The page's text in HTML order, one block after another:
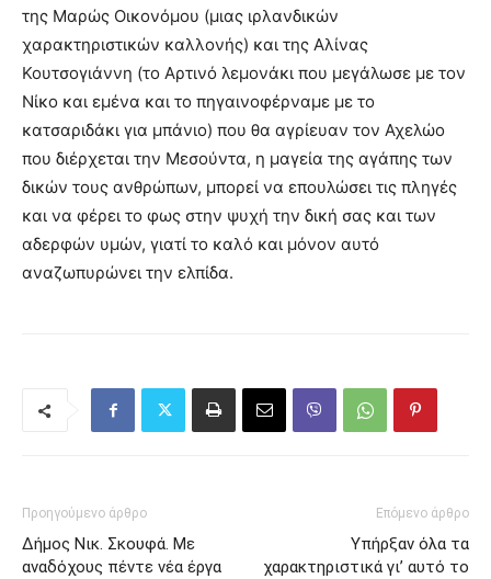
της Μαρώς Οικονόμου (μιας ιρλανδικών
χαρακτηριστικών καλλονής) και της Αλίνας
Κουτσογιάννη (το Αρτινό λεμονάκι που μεγάλωσε με τον
Νίκο και εμένα και το πηγαινοφέρναμε με το
κατσαριδάκι για μπάνιο) που θα αγρίευαν τον Αχελώο
που διέρχεται την Μεσούντα, η μαγεία της αγάπης των
δικών τους ανθρώπων, μπορεί να επουλώσει τις πληγές
και να φέρει το φως στην ψυχή την δική σας και των
αδερφών υμών, γιατί το καλό και μόνον αυτό
αναζωπυρώνει την ελπίδα.
Προηγούμενο άρθρο
Δήμος Νικ. Σκουφά. Με
αναδόχους πέντε νέα έργα
Επόμενο άρθρο
Υπήρξαν όλα τα
χαρακτηριστικά γι’ αυτό το